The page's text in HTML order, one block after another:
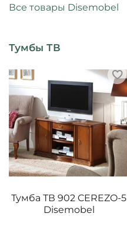
Все товары Disemobel
Тумбы ТВ
Тумба ТВ 902 CEREZO-5
Disemobel